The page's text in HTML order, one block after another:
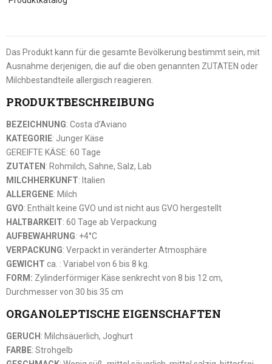
Das Produkt kann für die gesamte Bevölkerung bestimmt sein, mit
Ausnahme derjenigen, die auf die oben genannten ZUTATEN oder
Milchbestandteile allergisch reagieren.
PRODUKTBESCHREIBUNG
BEZEICHNUNG: Costa d’Aviano
KATEGORIE: Junger Käse
GEREIFTE KÄSE: 60 Tage
ZUTATEN: Rohmilch, Sahne, Salz, Lab
MILCHHERKUNFT: Italien
ALLERGENE: Milch
GVO: Enthält keine GVO und ist nicht aus GVO hergestellt
HALTBARKEIT: 60 Tage ab Verpackung
AUFBEWAHRUNG: +4°C
VERPACKUNG: Verpackt in veränderter Atmosphäre
GEWICHT ca. : Variabel von 6 bis 8 kg.
FORM: Zylinderförmiger Käse senkrecht von 8 bis 12 cm,
Durchmesser von 30 bis 35 cm
ORGANOLEPTISCHE EIGENSCHAFTEN
GERUCH: Milchsäuerlich, Joghurt
FARBE: Strohgelb